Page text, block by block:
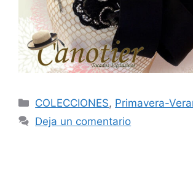
COLECCIONES, Primavera-
Deja un comentario